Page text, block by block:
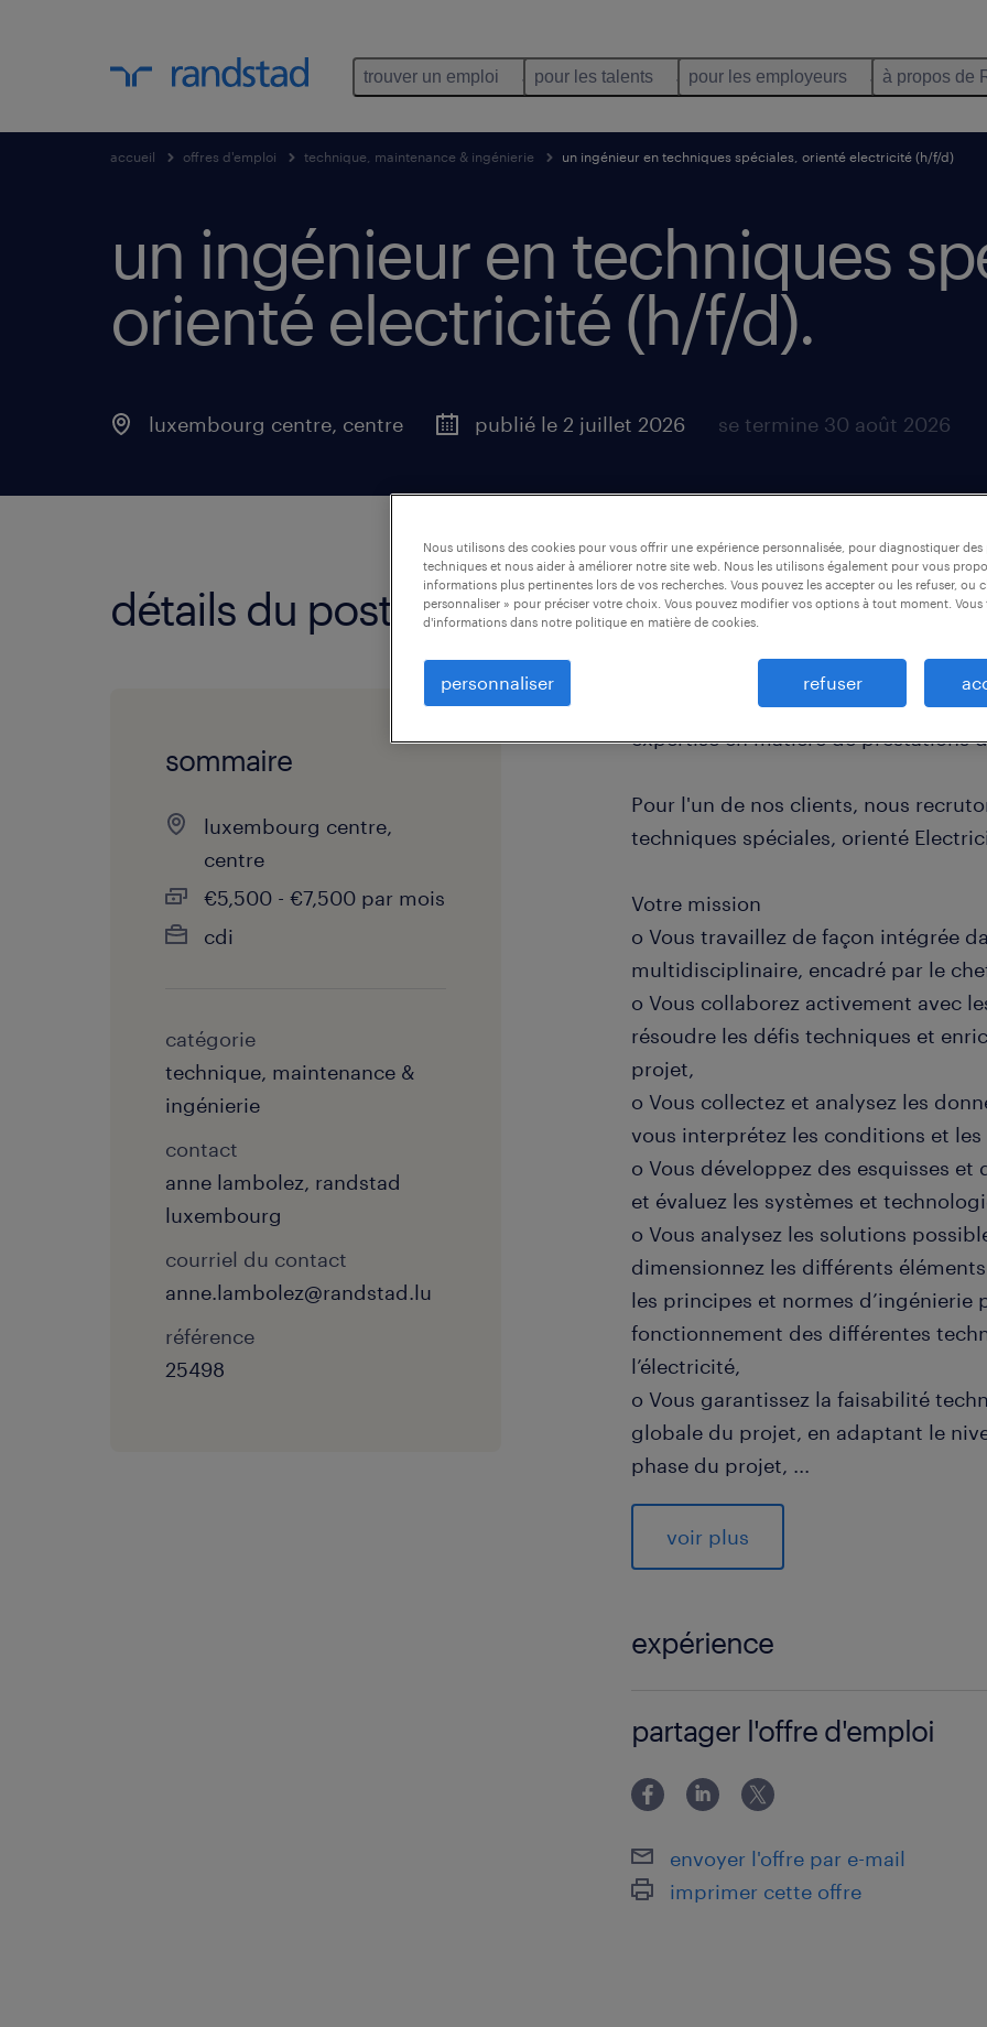
trouver un emploi pour les talents pour les employeurs à propos de
accueil offres d'emploi technique, maintenance & ingénierie un ingénieur en techniques spéciales, orienté electricité (h/f/d)
un ingénieur en techniques
orienté electricité (h/f/d).
luxembourg centre, centre publié le 2 juillet 2026 se termine 30 août 2026
détails du poste
sommaire
luxembourg centre,
centre
€5,500 - €7,500 par mois
cdi
catégorie
technique, maintenance &
ingénierie
contact
anne lambolez, randstad
luxembourg
courriel du contact
anne.lambolez@randstad.lu
référence
25498
Randstad Professionals est
expertise en matière de prestations
Pour l'un de nos clients, nous
techniques spéciales, orienté
Votre mission
o Vous travaillez de façon intégrée
multidisciplinaire, encadré par le
o Vous collaborez activement avec
résoudre les défis techniques et
projet,
o Vous collectez et analysez les
vous interprétez les conditions et
o Vous développez des esquisses
et évaluez les systèmes et
o Vous analysez les solutions
dimensionnez les différents
les principes et normes d’ingénierie
fonctionnement des différentes
l’électricité,
o Vous garantissez la faisabilité
globale du projet, en adaptant le
phase du projet, ...
o Vous préparez les documents
dossier et les spécifications
cahier des charges,
l’analyse des métrés et plannings ;
o Vous incarnez les valeurs, l’image
o Vous êtes ingénieur civil ou
o Vous êtes spécialisé en conception
d’installations électriques (courants
voir plus
expérience
partager l'offre d'emploi
envoyer l'offre par e-mail
imprimer cette offre
Nous utilisons des cookies pour vous offrir une expérience personnalisée, pour diagnostiquer des
techniques et nous aider à améliorer notre site web. Nous les utilisons également pour vous
informations plus pertinentes lors de vos recherches. Vous pouvez les accepter ou les refuser, ou
personnaliser » pour préciser votre choix. Vous pouvez modifier vos options à tout moment. Vous
d'informations dans notre politique en matière de cookies.
personnaliser refuser